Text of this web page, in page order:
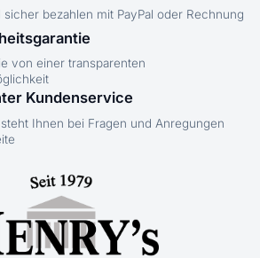
sicher bezahlen mit PayPal oder Rechnung
von einer transparenten
Kundenservice
Ihnen bei Fragen und Anregungen